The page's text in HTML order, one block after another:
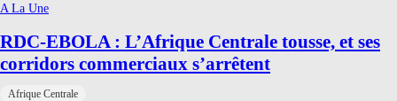
A La Une
RDC-EBOLA : L’Afrique Centrale tousse, et ses
corridors commerciaux s’arrêtent
Afrique Centrale